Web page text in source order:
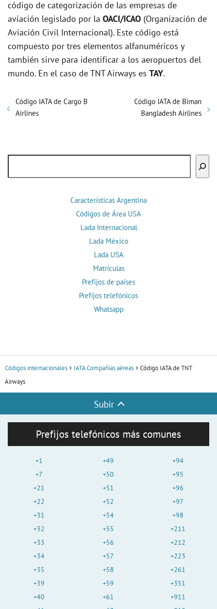
código de categorización de las empresas de
aviación legislado por la OACI/ICAO (Organización de
Aviación Civil Internacional). Este código está
compuesto por tres elementos alfanuméricos y
también sirve para identificar a los aeropuertos del
mundo. En el caso de TNT Airways es TAY.
Código IATA de Cargo B
Airlines
Código IATA de Biman
Bangladesh Airlines
Características Argentina
Códigos de Área USA
Lada Internacional
Lada México
Lada USA
Matrículas
Prefijos de países
Prefijos telefónicos
Whatsapp
Códigos internacionales IATA Compañías aéreas
Código IATA de TNT
Airways
Subir
Prefijos telefónicos más comunes
+1
+7
+21
+22
+31
+32
+33
+34
+35
+39
+40
+49
+50
+51
+52
+54
+55
+56
+57
+58
+59
+61
+94
+95
+96
+97
+98
+211
+212
+223
+261
+351
+911